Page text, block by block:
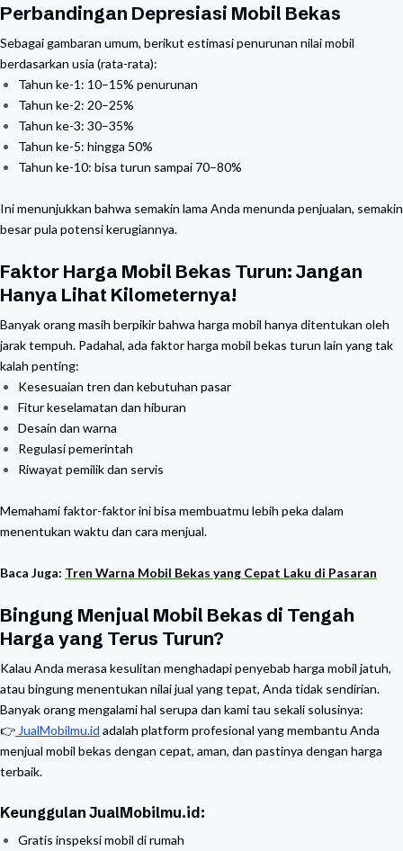
Perbandingan Depresiasi Mobil Bekas
Sebagai gambaran umum, berikut estimasi penurunan nilai mobil
berdasarkan usia (rata-rata):
Tahun ke-1: 10–15% penurunan
Tahun ke-2: 20–25%
Tahun ke-3: 30–35%
Tahun ke-5: hingga 50%
Tahun ke-10: bisa turun sampai 70–80%
Ini menunjukkan bahwa semakin lama Anda menunda penjualan, semakin
besar pula potensi kerugiannya.
Faktor Harga Mobil Bekas Turun: Jangan
Hanya Lihat Kilometernya!
Banyak orang masih berpikir bahwa harga mobil hanya ditentukan oleh
jarak tempuh. Padahal, ada faktor harga mobil bekas turun lain yang tak
kalah penting:
Kesesuaian tren dan kebutuhan pasar
Fitur keselamatan dan hiburan
Desain dan warna
Regulasi pemerintah
Riwayat pemilik dan servis
Memahami faktor-faktor ini bisa membuatmu lebih peka dalam
menentukan waktu dan cara menjual.
Baca Juga: Tren Warna Mobil Bekas yang Cepat Laku di Pasaran
Bingung Menjual Mobil Bekas di Tengah
Harga yang Terus Turun?
Kalau Anda merasa kesulitan menghadapi penyebab harga mobil jatuh,
atau bingung menentukan nilai jual yang tepat, Anda tidak sendirian.
Banyak orang mengalami hal serupa dan kami tau sekali solusinya:
👉 JualMobilmu.id adalah platform profesional yang membantu Anda
menjual mobil bekas dengan cepat, aman, dan pastinya dengan harga
terbaik.
Keunggulan JualMobilmu.id:
Gratis inspeksi mobil di rumah